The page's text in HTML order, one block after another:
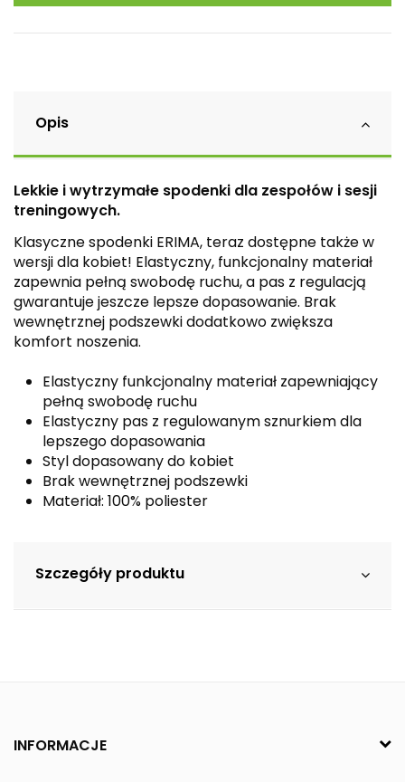
Opis
Lekkie i wytrzymałe spodenki dla zespołów i sesji
treningowych.
Klasyczne spodenki ERIMA, teraz dostępne także w
wersji dla kobiet! Elastyczny, funkcjonalny materiał
zapewnia pełną swobodę ruchu, a pas z regulacją
gwarantuje jeszcze lepsze dopasowanie. Brak
wewnętrznej podszewki dodatkowo zwiększa
komfort noszenia.
Elastyczny funkcjonalny materiał zapewniający
pełną swobodę ruchu
Elastyczny pas z regulowanym sznurkiem dla
lepszego dopasowania
Styl dopasowany do kobiet
Brak wewnętrznej podszewki
Materiał: 100% poliester
Szczegóły produktu
INFORMACJE